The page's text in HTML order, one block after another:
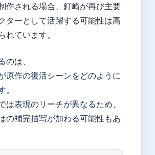
作される場合、釘崎が再び主要
ターとして活躍する可能性は高
れています。
のは、
原作の復活シーンをどのように
は表現のリーチが異なるため、
の補完描写が加わる可能性もあ